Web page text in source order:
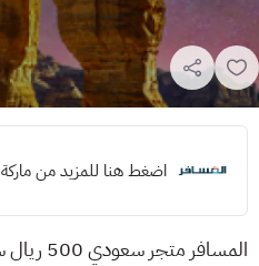
اضغط هنا للمزيد من ماركة
المسافر متجر سعودي 500 ريال سعودي